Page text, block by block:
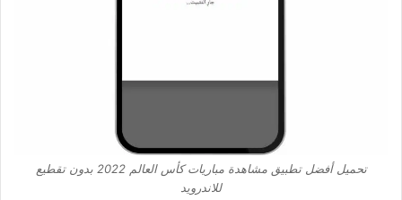
تحميل أفضل تطبيق مشاهدة مباريات كأس العالم 2022 بدون تقطيع
للاندرويد